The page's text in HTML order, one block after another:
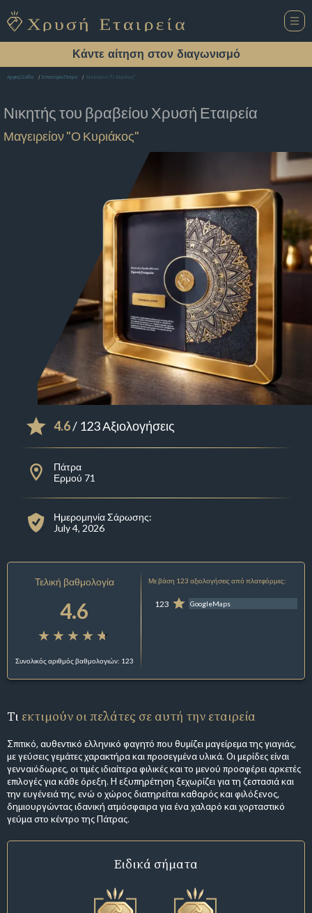
Κάντε αίτηση στον διαγωνισμό
Αρχική Σελίδα Εστιατόριο Πατρα Μαγειρείον "Ο Κυριάκος"
Νικητής του βραβείου Χρυσή Εταιρεία
Μαγειρείον "Ο Κυριάκος"
4.6/ 123 Αξιολογήσεις
Πάτρα
Ερμού 71
Ημερομηνία Σάρωσης:
July 4, 2026
Τελική βαθμολογία
4.6
Συνολικός αριθμός βαθμολογιών: 123
Με βάση 123 αξιολογήσεις από πλατφόρμες:
123 GoogleMaps
Τι εκτιμούν οι πελάτες σε αυτή την εταιρεία
Σπιτικό, αυθεντικό ελληνικό φαγητό που θυμίζει μαγείρεμα της γιαγιάς,
με γεύσεις γεμάτες χαρακτήρα και προσεγμένα υλικά. Οι μερίδες είναι
γενναιόδωρες, οι τιμές ιδιαίτερα φιλικές και το μενού προσφέρει αρκετές
επιλογές για κάθε όρεξη. Η εξυπηρέτηση ξεχωρίζει για τη ζεστασιά και
την ευγένειά της, ενώ ο χώρος διατηρείται καθαρός και φιλόξενος,
δημιουργώντας ιδανική ατμόσφαιρα για ένα χαλαρό και χορταστικό
γεύμα στο κέντρο της Πάτρας.
Ειδικά σήματα